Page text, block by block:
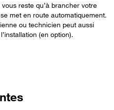
reste qu’à brancher votre
met en route automatiquement.
ou technicien peut aussi
(en option).